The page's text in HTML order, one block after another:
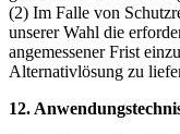
(2) Im Falle von
unserer Wahl die
angemessener Frist
Alternativlösung zu
12.